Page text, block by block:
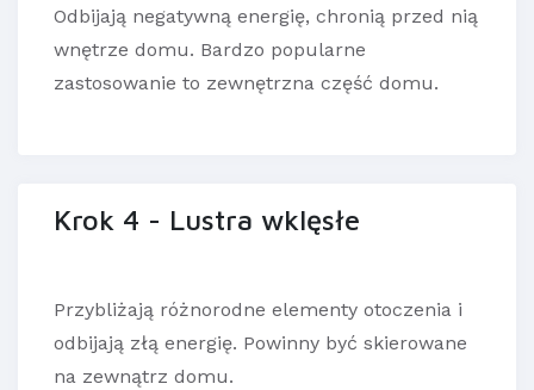
Odbijają negatywną energię, chronią przed nią
wnętrze domu. Bardzo popularne
zastosowanie to zewnętrzna część domu.
Krok 4 - Lustra wklęsłe
Przybliżają różnorodne elementy otoczenia i
odbijają złą energię. Powinny być skierowane
na zewnątrz domu.